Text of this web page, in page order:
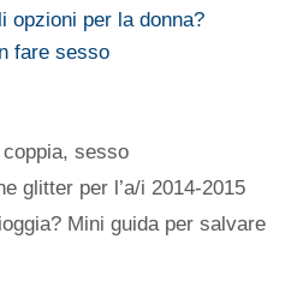
opzioni per la donna?
fare sesso
,sesso
glitter per l’a/i 2014-2015
Mini guida per salvare